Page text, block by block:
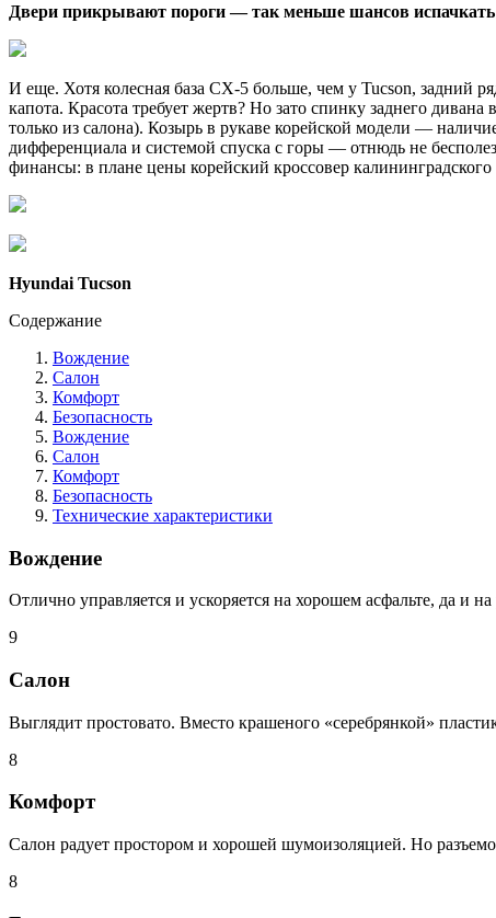
Двери прикрывают пороги — так меньше шансов
И еще. Хотя колесная база CX-5 больше, чем у Tucson, задний
капота. Красота требует жертв? Но зато спинку заднего
только из салона). Козырь в рукаве корейской модели —
дифференциала и системой спуска с горы — отнюдь не
финансы: в плане цены корейский кроссовер
Hyundai Tucson
Содержание
Вождение
Салон
Комфорт
Безопасность
Вождение
Салон
Комфорт
Безопасность
Технические характеристики
Вождение
Отлично управляется и ускоряется на хорошем асфальте, да и
9
Салон
Выглядит простовато. Вместо крашеного «серебрянкой»
8
Комфорт
Салон радует простором и хорошей шумоизоляцией. Но
8